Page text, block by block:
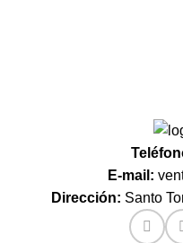
E-mail:
Dirección: Santo